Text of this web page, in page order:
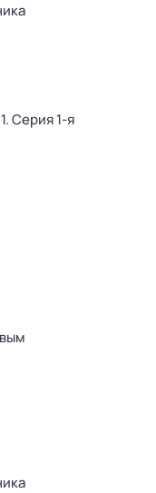
. Серия 1-я